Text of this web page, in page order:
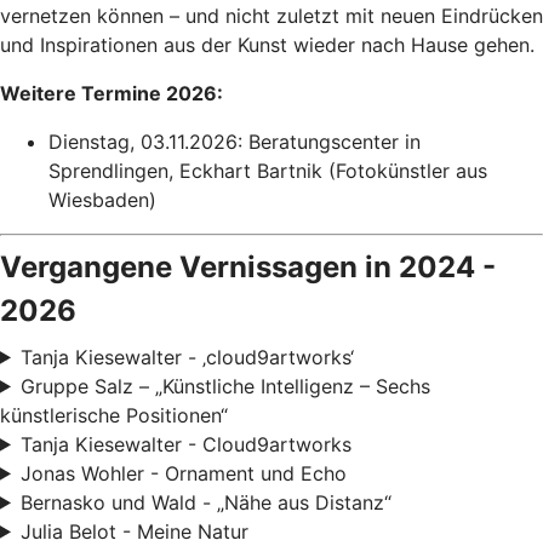
vernetzen können – und nicht zuletzt mit neuen Eindrücken
und Inspirationen aus der Kunst wieder nach Hause gehen.
Weitere Termine 2026:
Dienstag, 03.11.2026: Beratungscenter in
Sprendlingen, Eckhart Bartnik (Fotokünstler aus
Wiesbaden)
Vergangene Vernissagen in 2024 -
2026
Tanja Kiesewalter - ‚cloud9artworks‘
Gruppe Salz – „Künstliche Intelligenz – Sechs
künstlerische Positionen“
Tanja Kiesewalter - Cloud9artworks
Jonas Wohler - Ornament und Echo
Bernasko und Wald - „Nähe aus Distanz“
Julia Belot - Meine Natur